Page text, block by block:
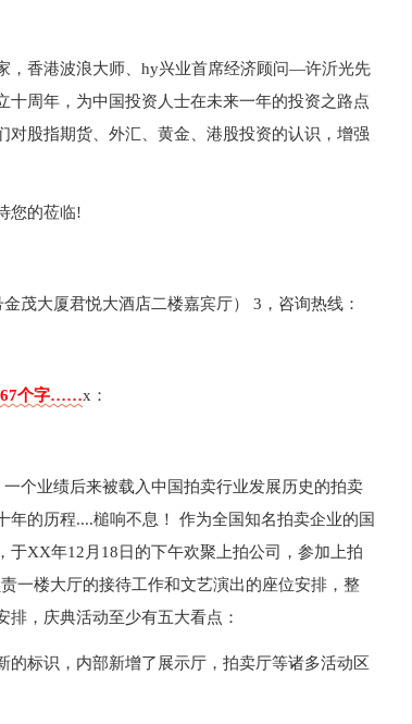
，香港波浪大师、hy兴业首席经济顾问—许沂光先
周年，为中国投资人士在未来一年的投资之路点
股指期货、外汇、黄金、港股投资的认识，增强
您的莅临!
茂大厦君悦大酒店二楼嘉宾厅） 3，咨询热线：
个字……x：
个业绩后来被载入中国拍卖行业发展历史的拍卖
的历程....槌响不息！ 作为全国知名拍卖企业的国
XX年12月18日的下午欢聚上拍公司，参加上拍
一楼大厅的接待工作和文艺演出的座位安排，整
，庆典活动至少有五大看点：
标识，内部新增了展示厅，拍卖厅等诸多活动区